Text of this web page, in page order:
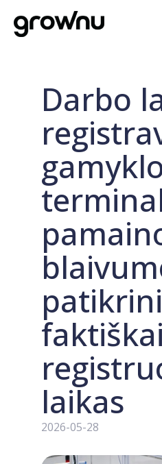
Darbo
faktiškai
laikas
2026-05-28